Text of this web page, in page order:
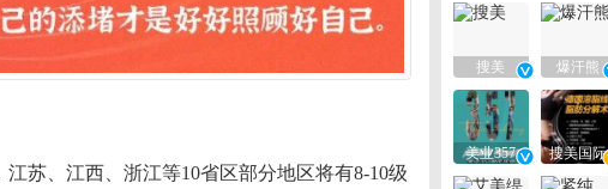
苏、江西、浙江等10省区部分地区将有8-10级
搜美 爆汗熊
美业357 搜美国际